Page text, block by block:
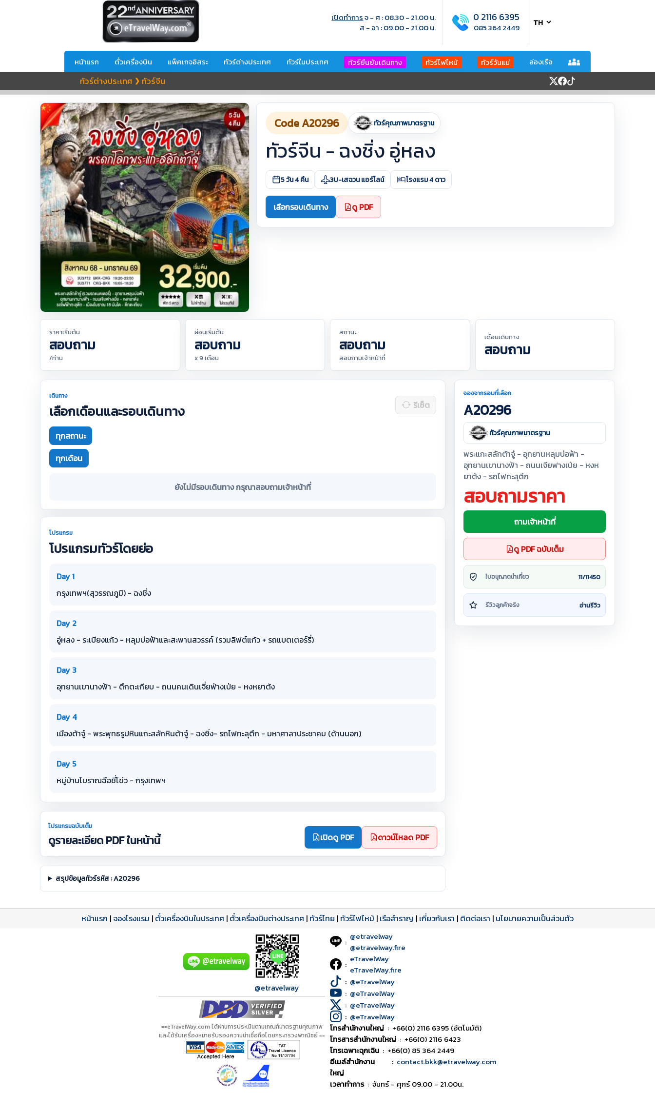
เปิดทำการจ - ศ : 08.30 - 21.00 น.
ส - อา : 09.00 - 21.00 น.
0 2116 6395
085 364 2449
หน้าแรก ตั๋วเครื่องบิน แพ็คเกจอิสระ ทัวร์ต่างประเทศ ทัวร์ในประเทศ ทัวร์ยืนยันเดินทาง ทัวร์ไฟไหม้ ทัวร์วันแม่ ล่องเรือ
ทัวร์ต่างประเทศ ❯ ทัวร์จีน
Code A20296 ทัวร์คุณภาพมาตรฐาน
ทัวร์จีน - ฉงชิ่ง อู่หลง
5 วัน 4 คืน 3U-เสฉวน แอร์ไลน์ โรงแรม 4 ดาว
เลือกรอบเดินทาง ดู PDF
ราคาเริ่มต้น
สอบถาม
/ท่าน
ผ่อนเริ่มต้น
สอบถาม
x 9 เดือน
สถานะ
สอบถาม
สอบถามเจ้าหน้าที่
เดือนเดินทาง
สอบถาม
เดินทาง
เลือกเดือนและรอบเดินทาง รีเซ็ต
ทุกสถานะ
ทุกเดือน
ยังไม่มีรอบเดินทาง กรุณาสอบถามเจ้าหน้าที่
โปรแกรม
โปรแกรมทัวร์โดยย่อ
Day 1
กรุงเทพฯ(สุวรรณภูมิ) - ฉงชิ่ง
Day 2
อู่หลง - ระเบียงแก้ว - หลุมบ่อฟ้าและสะพานสวรรค์ (รวมลิฟต์แก้ว + รถแบตเตอร์รี่)
Day 3
อุทยานเขานางฟ้า - ตึกตะเกียบ - ถนนคนเดินเจี่ยฟ่างเป่ย - หงหยาต้ง
Day 4
เมืองต้าจู๋ - พระพุทธรูปหินแกะสลักหินต้าจู๋ - ฉงชิ่ง- รถไฟทะลุตึก - มหาศาลาประชาคม (ด้านนอก)
Day 5
หมู่บ้านโบราณฉือชี่โข่ว - กรุงเทพฯ
โปรแกรมฉบับเต็ม
ดูรายละเอียด PDF ในหน้านี้ เปิดดู PDF ดาวน์โหลด PDF
สรุปข้อมูลทัวร์รหัส : A20296
จองจากรอบที่เลือก
A20296
ทัวร์คุณภาพมาตรฐาน
พระแกะสลักต้าจู๋ - อุทยานหลุมบ่อฟ้า -
อุทยานเขานางฟ้า - ถนนเจียฟางเป่ย - หงห
ยาต้ง - รถไฟทะลุตึก
สอบถามราคา
ถามเจ้าหน้าที่
ดู PDF ฉบับเต็ม
ใบอนุญาตนำเที่ยว 11/11450
รีวิวลูกค้าจริง อ่านรีวิว
หน้าแรก |จองโรงแรม | ตั๋วเครื่องบินในประเทศ | ตั๋วเครื่องบินต่างประเทศ | ทัวร์ไทย | ทัวร์ไฟไหม้ | เรือสำราญ | เกี่ยวกับเรา | ติดต่อเรา | นโยบายความเป็นส่วนตัว
@etravelway
==eTravelWay.com ได้ผ่านการประเมินตามเกณฑ์มาตรฐานคุณภาพ
และได้รับเครื่องหมายรับรองความน่าเชื่อถือโดยกระทรวงพาณิชย์ ==
: @etravelway
@etravelway.fire
: eTravelWay
eTravelWay.fire
: @eTravelWay
: @eTravelWay
: @eTravelWay
: @eTravelWay
โทรสำนักงานใหญ่ : +66(0) 2116 6395 (อัตโนมัติ)
โทรสารสำนักงานใหญ่ : +66(0) 2116 6423
โทรเฉพาะฉุกเฉิน : +66(0) 85 364 2449
อีเมล์สำนักงาน
ใหญ่
: contact.bkk@etravelway.com
เวลาทำการ : จันทร์ - ศุกร์ 09.00 - 21.00น.